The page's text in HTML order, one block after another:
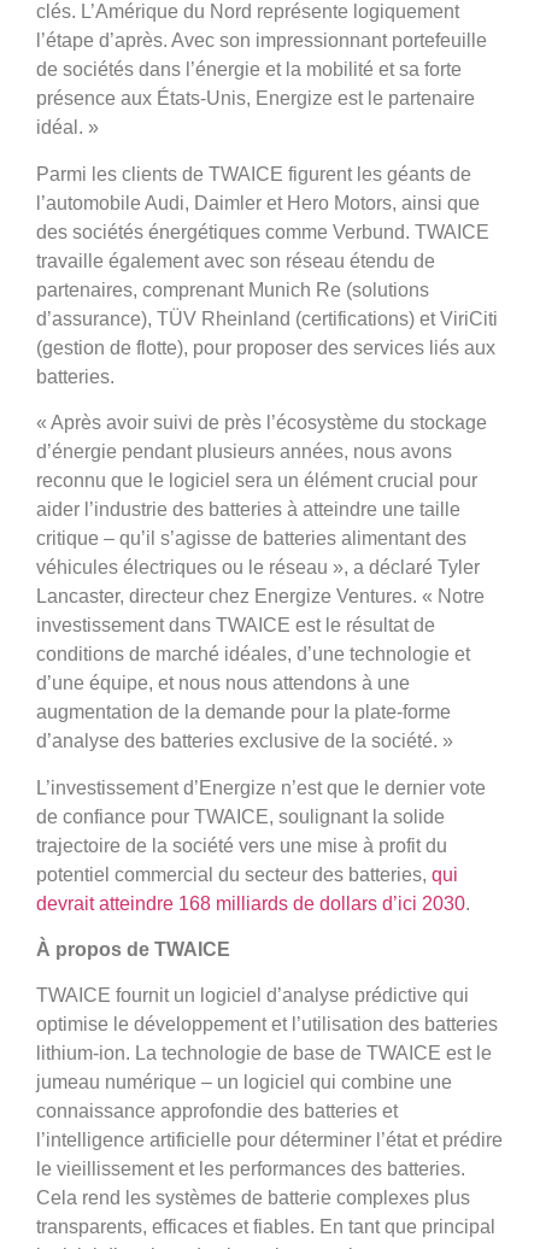
clés. L’Amérique du Nord représente logiquement
l’étape d’après. Avec son impressionnant portefeuille
de sociétés dans l’énergie et la mobilité et sa forte
présence aux États-Unis, Energize est le partenaire
idéal. »
Parmi les clients de TWAICE figurent les géants de
l’automobile Audi, Daimler et Hero Motors, ainsi que
des sociétés énergétiques comme Verbund. TWAICE
travaille également avec son réseau étendu de
partenaires, comprenant Munich Re (solutions
d’assurance), TÜV Rheinland (certifications) et ViriCiti
(gestion de flotte), pour proposer des services liés aux
batteries.
« Après avoir suivi de près l’écosystème du stockage
d’énergie pendant plusieurs années, nous avons
reconnu que le logiciel sera un élément crucial pour
aider l’industrie des batteries à atteindre une taille
critique – qu’il s’agisse de batteries alimentant des
véhicules électriques ou le réseau », a déclaré Tyler
Lancaster, directeur chez Energize Ventures. « Notre
investissement dans TWAICE est le résultat de
conditions de marché idéales, d’une technologie et
d’une équipe, et nous nous attendons à une
augmentation de la demande pour la plate-forme
d’analyse des batteries exclusive de la société. »
L’investissement d’Energize n’est que le dernier vote
de confiance pour TWAICE, soulignant la solide
trajectoire de la société vers une mise à profit du
potentiel commercial du secteur des batteries, qui
devrait atteindre 168 milliards de dollars d’ici 2030.
À propos de TWAICE
TWAICE fournit un logiciel d’analyse prédictive qui
optimise le développement et l’utilisation des batteries
lithium-ion. La technologie de base de TWAICE est le
jumeau numérique – un logiciel qui combine une
connaissance approfondie des batteries et
l’intelligence artificielle pour déterminer l’état et prédire
le vieillissement et les performances des batteries.
Cela rend les systèmes de batterie complexes plus
transparents, efficaces et fiables. En tant que principal